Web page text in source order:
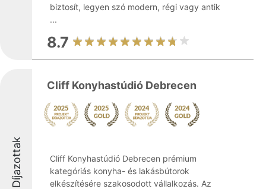
biztosít, legyen szó modern, régi vagy antik
...
8.7
Díjazottak
Cliff Konyhastúdió Debrecen
Cliff Konyhastúdió Debrecen prémium
kategóriás konyha- és lakásbútorok
elkészítésére szakosodott vállalkozás. Az